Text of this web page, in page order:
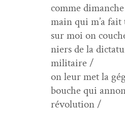
comme
main qui m’a
sur moi on
niers de la
militaire /
on leur met la
bouche qui
révolution /